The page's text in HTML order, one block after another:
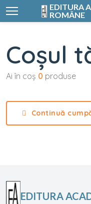
EDITURA
ROMÂNE
Coșul
Ai în coș 0 produse
Continuă
EDITURA